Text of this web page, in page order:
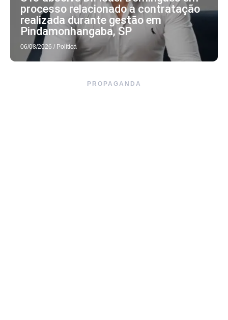
processo relacionado a contratação
realizada durante gestão em
Pindamonhangaba, SP
06/08/2026 / Política
PROPAGANDA